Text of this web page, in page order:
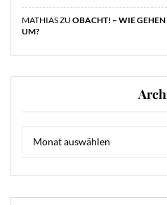
MATHIASZU OBACHT! – WIE
UM?
Monat auswählen